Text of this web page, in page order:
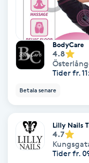
Hollywood Peel
Hot Stone Massage
Hot yoga
Huduppstramning
BodyCare
4.8
Tider fr.
Betala senare
Lilly Nails
4.7
Tider fr.